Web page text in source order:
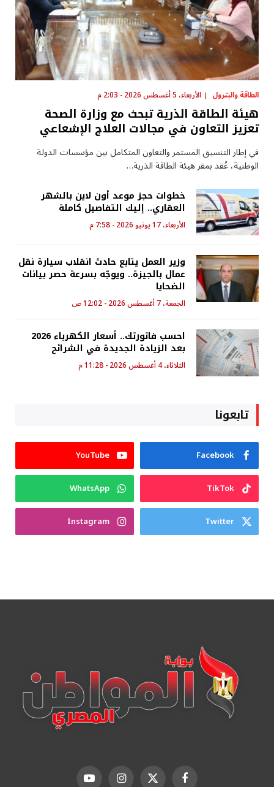
الطاقة والبترول الأربعاء، 5 أغسطس 2026 - 2:03 م
هيئة الطاقة الذرية تبحث مع وزارة الصحة
تعزيز التعاون في مجالات العلاج الإشعاعي
في إطار التنسيق المستمر والتعاون المتكامل بين مؤسسات الدولة
الوطنية، عُقد بمقر هيئة الطاقة الذرية…
خطوات حجز موعد أون لاين بالشهر
العقاري.. إليك التفاصيل كاملة
الأربعاء، 17 يونيو 2026 - 7:58 م
وزير العمل يتابع حادث انقلاب سيارة نقل
عمال بالجيزة.. ويوجّه بسرعة حصر بيانات
الضحايا
الجمعة، 7 أغسطس 2026 - 12:02 ص
احسب فاتورتك.. أسعار الكهرباء 2026
بعد الزيادة الجديدة في الشرائح
الثلاثاء، 4 أغسطس 2026 - 11:28 م
تابعونا
Facebook
YouTube
TikTok
WhatsApp
Twitter
Instagram
فيسبوك X الانستغراميوتيوب